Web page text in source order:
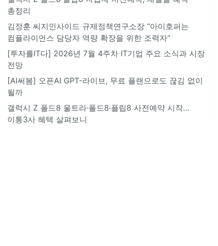
총정리
김정훈 씨지인사이드 규제정책연구소장 “아이호퍼는
컴플라이언스 담당자 역량 확장을 위한 조력자”
[투자를IT다] 2026년 7월 4주차 IT기업 주요 소식과 시장
전망
[AI써봄] 오픈AI GPT-라이브, 무료 플랜으로도 끊김 없이
될까
갤럭시 Z 폴드8 울트라·폴드8·플립8 사전예약 시작…
이통3사 혜택 살펴보니